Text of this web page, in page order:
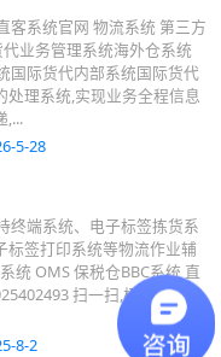
客系统官网 物流系统 第三方
业务管理系统海外仓系统
国际货代内部系统国际货代
理系统,实现业务全程信息
,...
5-28
终端系统、电子标签拣货系
标签打印系统等物流作业辅
统 OMS 保税仓BBC系统 直
扫一扫,极速查询国
8-2